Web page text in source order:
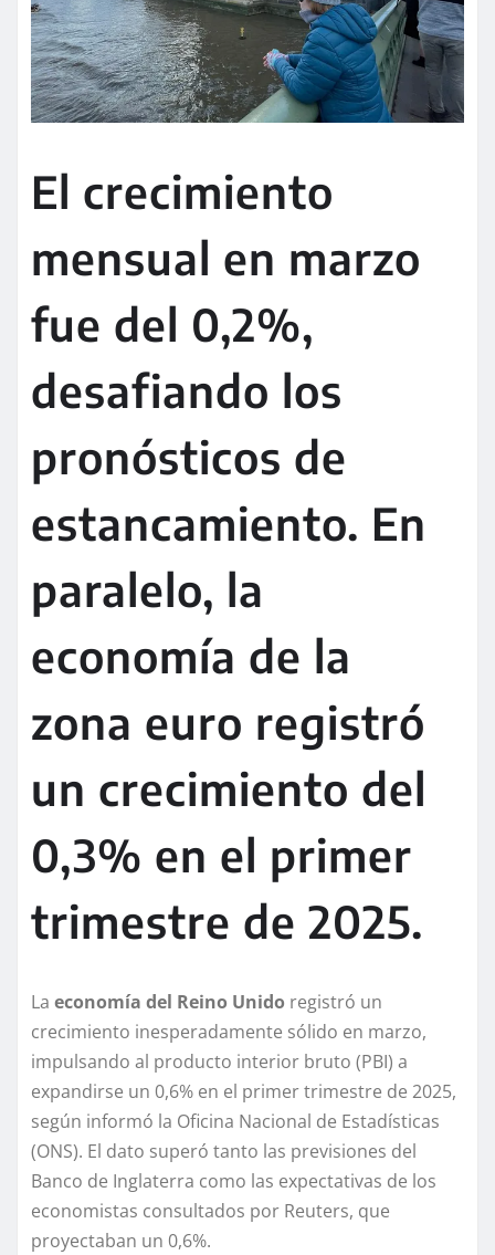
El crecimiento
mensual en marzo
fue del 0,2%,
desafiando los
pronósticos de
estancamiento. En
paralelo, la
economía de la
zona euro registró
un crecimiento del
0,3% en el primer
trimestre de 2025.
La economía del Reino Unido registró un
crecimiento inesperadamente sólido en marzo,
impulsando al producto interior bruto (PBI) a
expandirse un 0,6% en el primer trimestre de 2025,
según informó la Oficina Nacional de Estadísticas
(ONS). El dato superó tanto las previsiones del
Banco de Inglaterra como las expectativas de los
economistas consultados por Reuters, que
proyectaban un 0,6%.